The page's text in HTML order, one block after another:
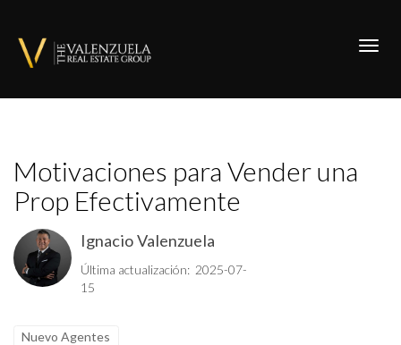
Motivaciones para Vender una
Prop Efectivamente
Ignacio Valenzuela
Última actualización: 2025-07-
15
Nuevo Agentes